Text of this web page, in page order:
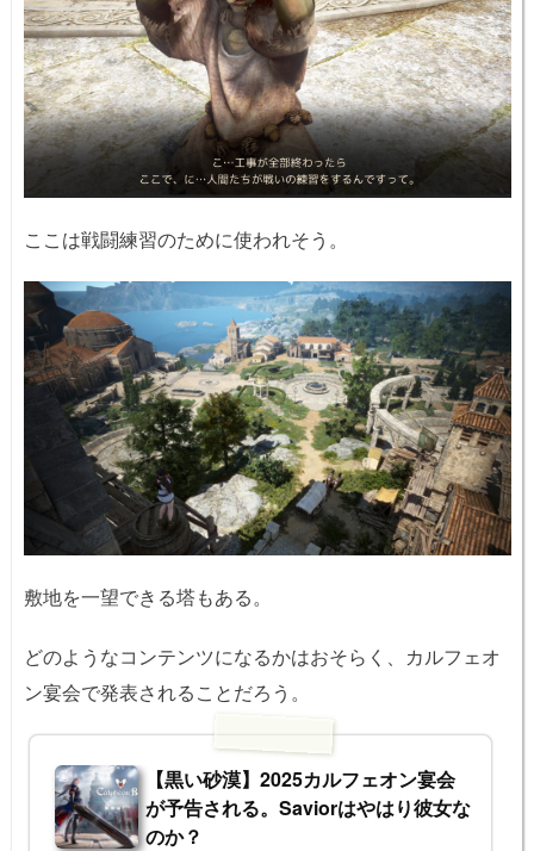
ここは戦闘練習のために使われそう。
敷地を一望できる塔もある。
どのようなコンテンツになるかはおそらく、カルフェオ
ン宴会で発表されることだろう。
【黒い砂漠】2025カルフェオン宴会
が予告される。Saviorはやはり彼女な
のか？